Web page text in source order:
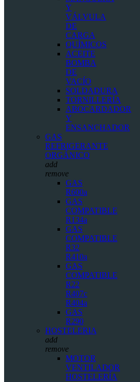
Y
VÁLVULA
DE
CARGA
QUÍMICOS
ACEITE
BOMBA
DE
VACÍO
SOLDADURA
TORNILLERÍA
ABOCARDADOR
Y
ENSANCHADOR
GAS
REFRIGERANTE
ORGÁNICO
add
remove
GAS
R600a
GAS
COMPATIBLE
R134a
GAS
COMPATIBLE
R32
R410a
GAS
COMPATIBLE
R22
R407c
R404a
GAS
R290
HOSTELERIA
add
remove
MOTOR
VENTILADOR
HOSTELERÍA